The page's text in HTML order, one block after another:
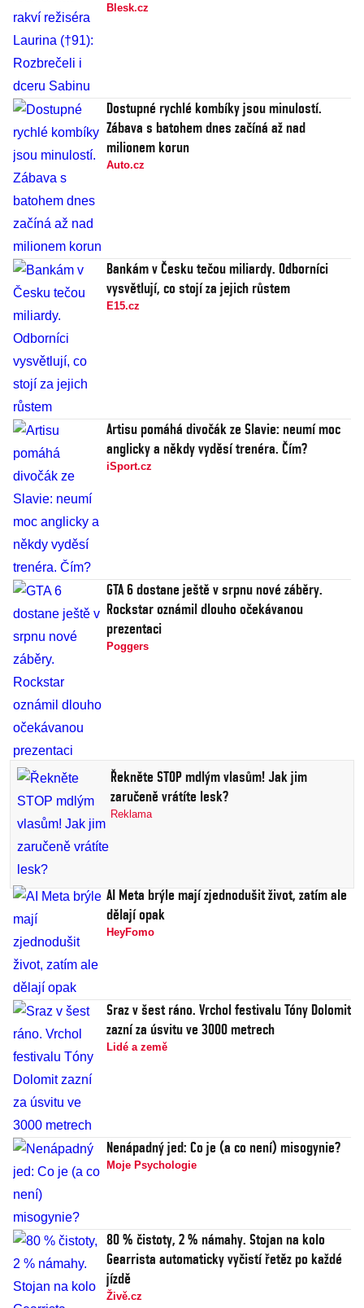
Blesk.cz
Dostupné rychlé kombíky jsou minulostí.
Zábava s batohem dnes začíná až nad
milionem korun
Auto.cz
Bankám v Česku tečou miliardy. Odborníci
vysvětlují, co stojí za jejich růstem
E15.cz
Artisu pomáhá divočák ze Slavie: neumí moc
anglicky a někdy vyděsí trenéra. Čím?
iSport.cz
GTA 6 dostane ještě v srpnu nové záběry.
Rockstar oznámil dlouho očekávanou
prezentaci
Poggers
Řekněte STOP mdlým vlasům! Jak jim
zaručeně vrátíte lesk?
Reklama
AI Meta brýle mají zjednodušit život, zatím ale
dělají opak
HeyFomo
Sraz v šest ráno. Vrchol festivalu Tóny Dolomit
zazní za úsvitu ve 3000 metrech
Lidé a země
Nenápadný jed: Co je (a co není) misogynie?
Moje Psychologie
80 % čistoty, 2 % námahy. Stojan na kolo
Gearrista automaticky vyčistí řetěz po každé
jízdě
Živě.cz